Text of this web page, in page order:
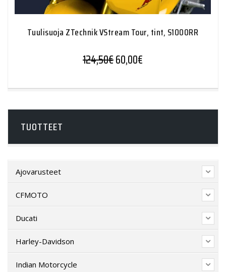
Tuulisuoja ZTechnik VStream Tour, tint, S1000RR
124,50€60,00€
TUOTTEET
Ajovarusteet
CFMOTO
Ducati
Harley-Davidson
Indian Motorcycle